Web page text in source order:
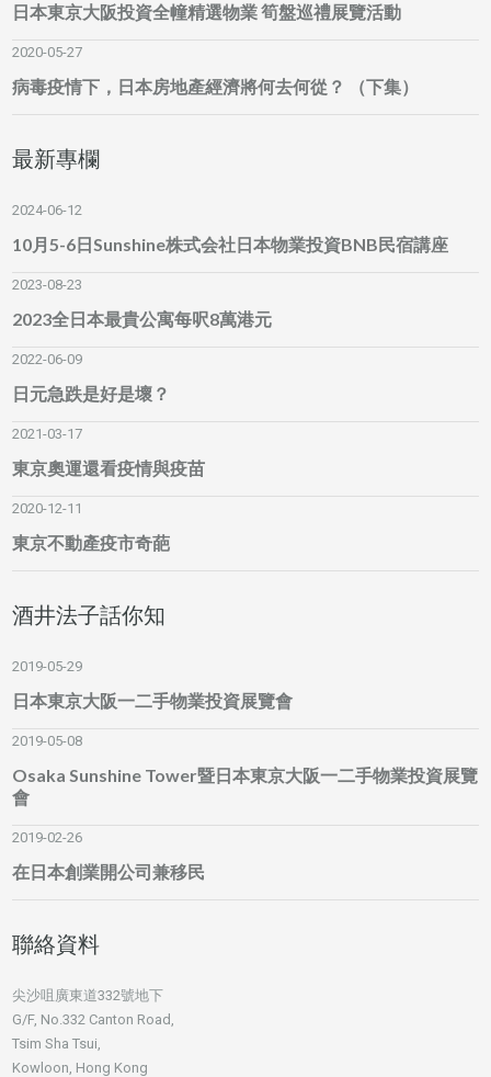
日本東京大阪投資全幢精選物業 筍盤巡禮展覽活動
2020-05-27
病毒疫情下，日本房地產經濟將何去何從？ （下集）
最新專欄
2024-06-12
10月5-6日Sunshine株式会社日本物業投資BNB民宿講座
2023-08-23
2023全日本最貴公寓每呎8萬港元
2022-06-09
日元急跌是好是壞？
2021-03-17
東京奧運還看疫情與疫苗
2020-12-11
東京不動產疫市奇葩
酒井法子話你知
2019-05-29
日本東京大阪一二手物業投資展覽會
2019-05-08
Osaka Sunshine Tower暨日本東京大阪一二手物業投資展覽
會
2019-02-26
在日本創業開公司兼移民
聯絡資料
尖沙咀廣東道332號地下
G/F, No.332 Canton Road,
Tsim Sha Tsui,
Kowloon, Hong Kong